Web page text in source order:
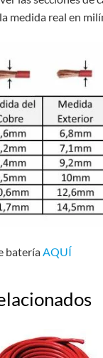
medida real en
bateríaAQUÍ